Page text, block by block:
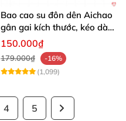
Bao cao su đôn dên Aichao
gân gai kích thước, kéo dài,
thăng hoa
150.000₫
179.000₫
-16%
(1,099)
4 5